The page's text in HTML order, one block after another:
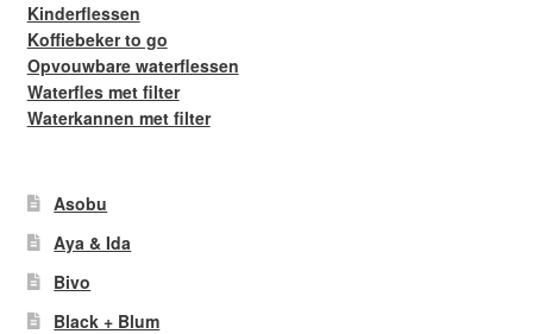
Kinderflessen
Koffiebeker to go
Opvouwbare waterflessen
Waterfles met filter
Waterkannen met filter
Asobu
Aya & Ida
Bivo
Black + Blum